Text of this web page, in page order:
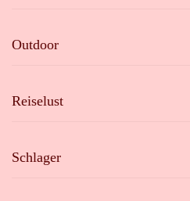
Outdoor
Reiselust
Schlager